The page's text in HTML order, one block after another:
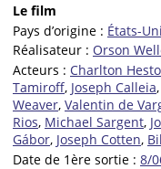
Le film
Pays d’origine : États-
Réalisateur : Orson
Acteurs : Charlton
Tamiroff, Joseph Calleia,
Weaver, Valentin de
Rios, Michael Sargent,
Gábor, Joseph Cotten,
Date de 1ère sortie : 8/